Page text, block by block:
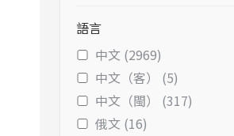
語言
中文 (2969)
中文（客） (5)
中文（閩） (317)
俄文 (16)